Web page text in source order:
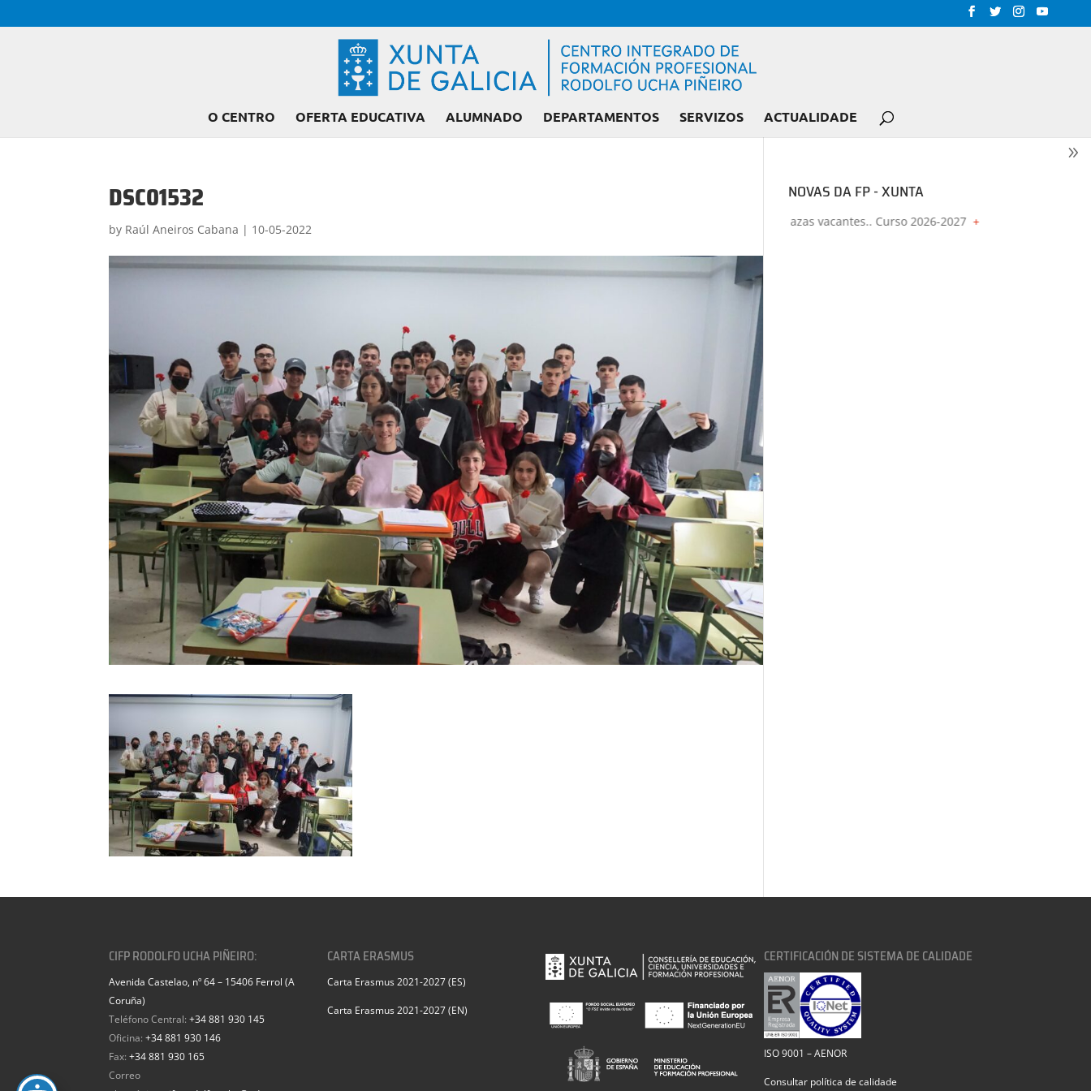
O CENTRO OFERTA EDUCATIVA ALUMNADO DEPARTAMENTOS SERVIZOS ACTUALIDADE
DSC01532
by Raúl Aneiros Cabana | 10-05-2022
NOVAS DA FP - XUNTA
Admisión FP: Ciclos liberados ou con prazas vacantes.. Curso 2026-2027+Proxectos de
CIFP RODOLFO UCHA PIÑEIRO:
Avenida Castelao, nº 64 – 15406 Ferrol (A
Coruña)
Teléfono Central:+34 881 930 145
Oficina:+34 881 930 146
Fax:+34 881 930 165
Correo
CARTA ERASMUS
Carta Erasmus 2021-2027 (ES)
Carta Erasmus 2021-2027 (EN)
CERTIFICACIÓN DE SISTEMA DE CALIDADE
ISO 9001 – AENOR
Consultar política de calidade